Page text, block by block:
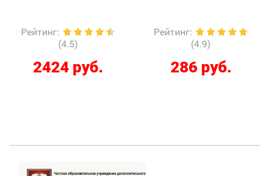
Рейтинг:
(4.5)
2424 руб.
Рейтинг:
(4.9)
286 руб.